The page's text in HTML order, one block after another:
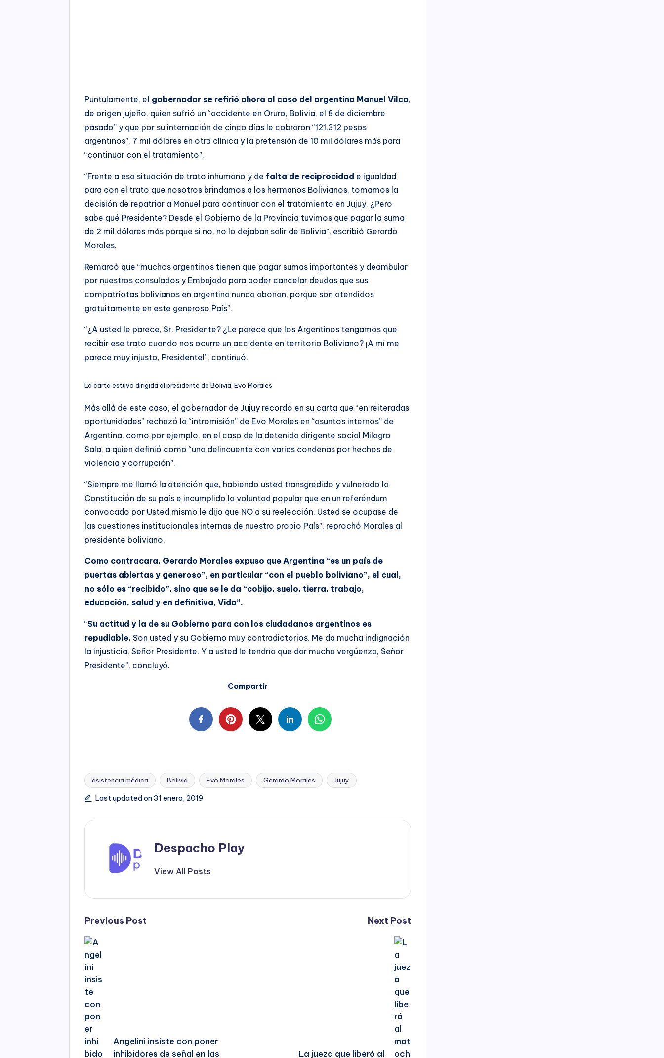
Puntulamente, el gobernador se refirió ahora al caso del argentino Manuel Vilca,
de origen jujeño, quien sufrió un “accidente en Oruro, Bolivia, el 8 de diciembre
pasado” y que por su internación de cinco días le cobraron “121.312 pesos
argentinos”, 7 mil dólares en otra clínica y la pretensión de 10 mil dólares más para
“continuar con el tratamiento”.
“Frente a esa situación de trato inhumano y de falta de reciprocidad e igualdad
para con el trato que nosotros brindamos a los hermanos Bolivianos, tomamos la
decisión de repatriar a Manuel para continuar con el tratamiento en Jujuy. ¿Pero
sabe qué Presidente? Desde el Gobierno de la Provincia tuvimos que pagar la suma
de 2 mil dólares más porque si no, no lo dejaban salir de Bolivia”, escribió Gerardo
Morales.
Remarcó que “muchos argentinos tienen que pagar sumas importantes y deambular
por nuestros consulados y Embajada para poder cancelar deudas que sus
compatriotas bolivianos en argentina nunca abonan, porque son atendidos
gratuitamente en este generoso País”.
“¿A usted le parece, Sr. Presidente? ¿Le parece que los Argentinos tengamos que
recibir ese trato cuando nos ocurre un accidente en territorio Boliviano? ¡A mí me
parece muy injusto, Presidente!”, continuó.
La carta estuvo dirigida al presidente de Bolivia, Evo Morales
Más allá de este caso, el gobernador de Jujuy recordó en su carta que “en reiteradas
oportunidades” rechazó la “intromisión” de Evo Morales en “asuntos internos” de
Argentina, como por ejemplo, en el caso de la detenida dirigente social Milagro
Sala, a quien definió como “una delincuente con varias condenas por hechos de
violencia y corrupción”.
“Siempre me llamó la atención que, habiendo usted transgredido y vulnerado la
Constitución de su país e incumplido la voluntad popular que en un referéndum
convocado por Usted mismo le dijo que NO a su reelección, Usted se ocupase de
las cuestiones institucionales internas de nuestro propio País”, reprochó Morales al
presidente boliviano.
Como contracara, Gerardo Morales expuso que Argentina “es un país de
puertas abiertas y generoso”, en particular “con el pueblo boliviano”, el cual,
no sólo es “recibido”, sino que se le da “cobijo, suelo, tierra, trabajo,
educación, salud y en definitiva, Vida”.
“Su actitud y la de su Gobierno para con los ciudadanos argentinos es
repudiable.Son usted y su Gobierno muy contradictorios. Me da mucha indignación
la injusticia, Señor Presidente. Y a usted le tendría que dar mucha vergüenza, Señor
Presidente”, concluyó.
Compartir
Tags:
asistencia médica Bolivia Evo Morales Gerardo Morales Jujuy
Last updated on 31 enero, 2019
Despacho Play
View All Posts
Post
navigation
Previous Post
Angelini insiste con poner
inhibidores de señal en las
Next Post
La jueza que liberó al